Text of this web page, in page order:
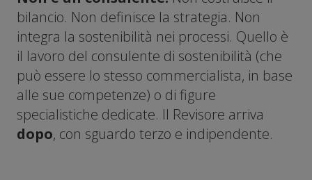
bilancio. Non definisce la strategia. Non
integra la sostenibilità nei processi. Quello è
il lavoro del consulente di sostenibilità (che
può essere lo stesso commercialista, in base
alle sue competenze) o di figure
specialistiche dedicate. Il Revisore arriva
dopo, con sguardo terzo e indipendente.